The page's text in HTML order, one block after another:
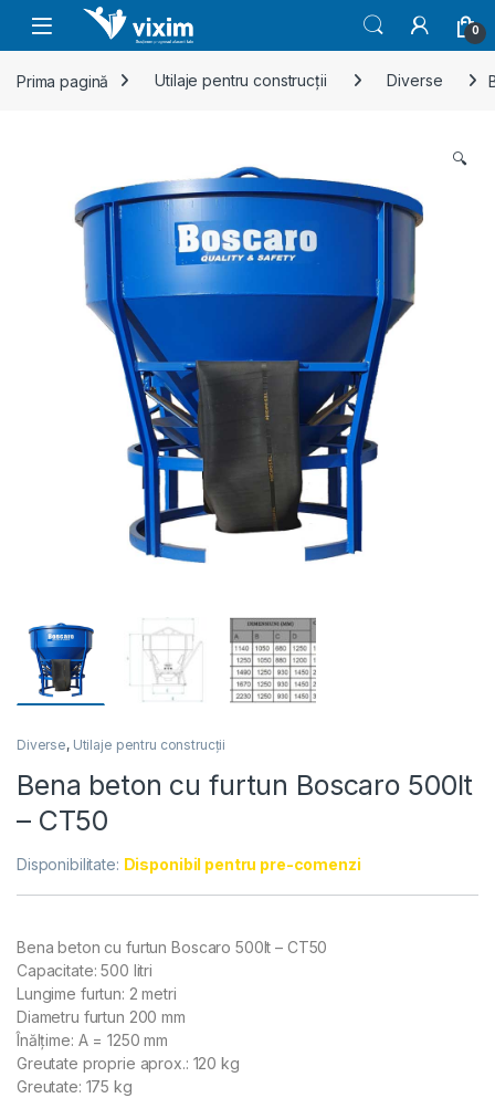
Skip to navigation
Skip to content
0
Prima pagină Utilaje pentru construcții Diverse
🔍
Diverse, Utilaje pentru construcții
Bena beton cu furtun Boscaro 500lt
– CT50
Disponibilitate: Disponibil pentru pre-comenzi
Bena beton cu furtun Boscaro 500lt – CT50
Capacitate: 500 litri
Lungime furtun: 2 metri
Diametru furtun 200 mm
Înălțime: A = 1250 mm
Greutate proprie aprox.: 120 kg
Greutate: 175 kg